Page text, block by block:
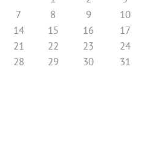
7 8 9
10
14 15 16
17
21 22 23
24
28 29 30
31